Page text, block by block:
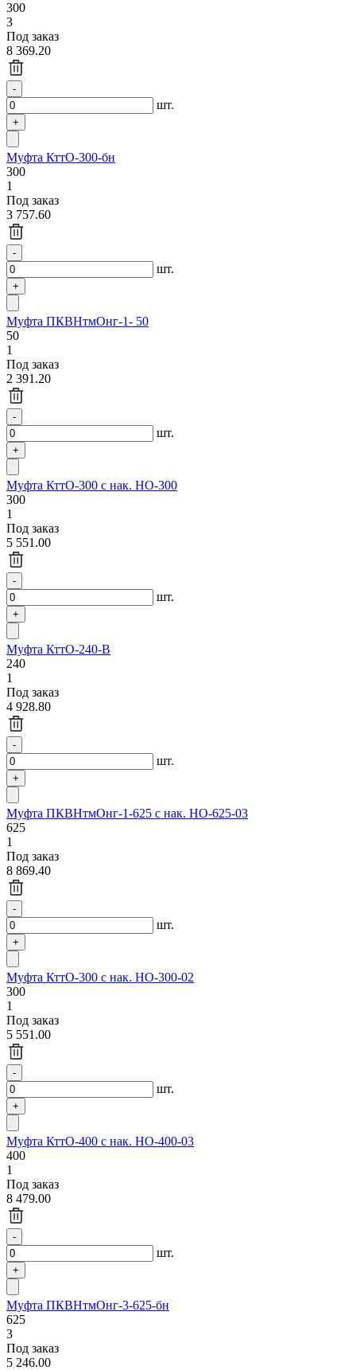
300
3
Под заказ
8 369.20
шт.
Муфта КттО-300-бн
300
1
Под заказ
3 757.60
шт.
Муфта ПКВНтмОнг-1- 50
50
1
Под заказ
2 391.20
шт.
Муфта КттО-300 с нак. НО-300
300
1
Под заказ
5 551.00
шт.
Муфта КттО-240-В
240
1
Под заказ
4 928.80
шт.
Муфта ПКВНтмОнг-1-625 с нак. НО-625-03
625
1
Под заказ
8 869.40
шт.
Муфта КттО-300 с нак. НО-300-02
300
1
Под заказ
5 551.00
шт.
Муфта КттО-400 с нак. НО-400-03
400
1
Под заказ
8 479.00
шт.
Муфта ПКВНтмОнг-3-625-бн
625
3
Под заказ
5 246.00